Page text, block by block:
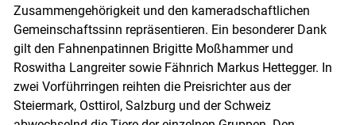
Zusammengehörigkeit und den kameradschaftlichen
Gemeinschaftssinn repräsentieren. Ein besonderer Dank
gilt den Fahnenpatinnen Brigitte Moßhammer und
Roswitha Langreiter sowie Fähnrich Markus Hettegger. In
zwei Vorführringen reihten die Preisrichter aus der
Steiermark, Osttirol, Salzburg und der Schweiz